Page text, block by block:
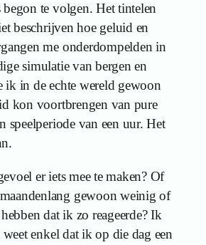
te volgen. Het tintelen
beschrijven hoe geluid en
me onderdompelden in
simulatie van bergen en
ik in de echte wereld gewoon
kon voortbrengen van pure
speelperiode van een uur. Het
er iets mee te maken? Of
gewoon weinig of
dat ik zo reageerde? Ik
enkel dat ik op die dag een